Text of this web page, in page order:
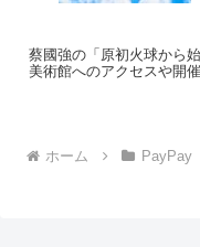
蔡國強の「原初火球から
美術館へのアクセスや開催
ホーム PayPay